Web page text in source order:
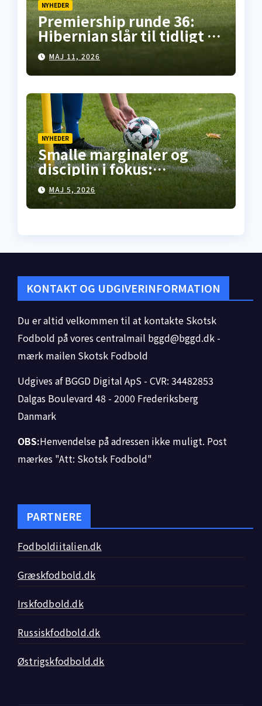
NYHEDER
Premiership runde 36:
Hibernian slår til tidligt i
Falkirk, pointdeling i
Motherwell – mens
opgøret på Celtic Park står
for døren
MAJ 11, 2026
NYHEDER
Smalle marginaler og
disciplin i fokus:
Premiership-runde 35
åbner med kneben
hjemme­sejr i Falkirk
MAJ 5, 2026
KONTAKT OG UDGIVERINFORMATION
Du er altid velkommen til at kontakte Skotsk
Fodbold på vores centralmail bggd@bggd.dk -
mærk mailen Skotsk Fodbold
Udgives af BGGD Digital ApS - CVR: 34482853
Dalgas Boulevard 48 - 2000 Frederiksberg
Danmark
OBS:Henvendelse på adressen ikke muligt. Post
mærkes "Att: Skotsk Fodbold"
PARTNERE
Fodboldiitalien.dk
Græskfodbold.dk
Irskfodbold.dk
Russiskfodbold.dk
Østrigskfodbold.dk